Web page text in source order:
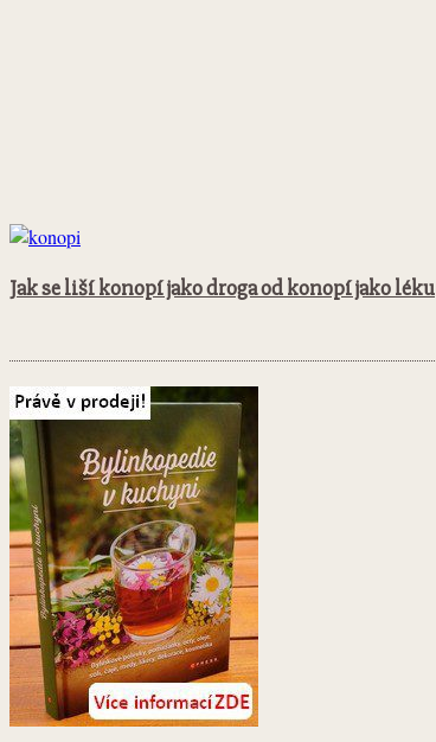
Jak se liší konopí jako droga od konopí jako léku